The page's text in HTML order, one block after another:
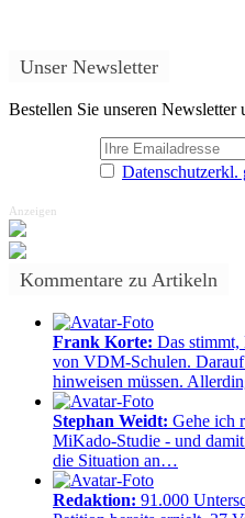
Unser Newsletter
Bestellen Sie unseren
Datenschutzerkl.
Anzeigen
Kommentare zu Artikeln
Frank Korte: Das stimmt,
von VDM-Schulen.
hinweisen müssen.
Stephan Weidt: Gehe ich
MiKado-Studie - und
die Situation an…
Redaktion: 91.000